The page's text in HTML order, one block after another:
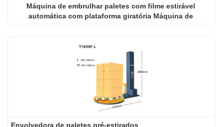
Máquina de embrulhar paletes com filme estirável
automática com plataforma giratória Máquina de
Envolvedora de paletes pré-estirados